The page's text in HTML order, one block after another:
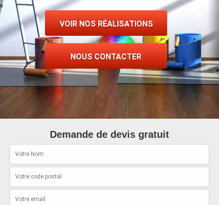
VOIR NOS RÉALISATIONS
NOUS CONTACTER
Demande de devis gratuit